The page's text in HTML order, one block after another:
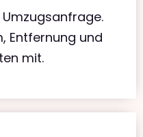
Entfernung und
mit.